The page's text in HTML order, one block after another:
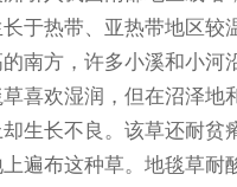
于热带、亚热带地区较
南方，许多小溪和小河
喜欢湿润，但在沼泽地
生长不良。该草还耐贫
遍布这种草。地毯草耐